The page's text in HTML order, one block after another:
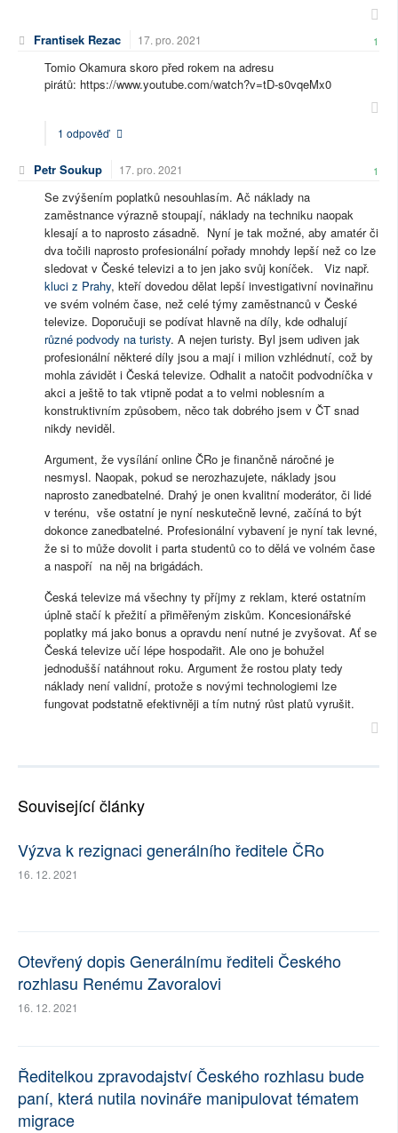
Frantisek Rezac 17. pro. 2021 1
Tomio Okamura skoro před rokem na adresu
pirátů: https://www.youtube.com/watch?v=tD-s0vqeMx0
1 odpověď
Petr Soukup 17. pro. 2021 1
Se zvýšením poplatků nesouhlasím. Ač náklady na
zaměstnance výrazně stoupají, náklady na techniku naopak
klesají a to naprosto zásadně. Nyní je tak možné, aby amatér či
dva točili naprosto profesionální pořady mnohdy lepší než co lze
sledovat v České televizi a to jen jako svůj koníček. Viz např.
kluci z Prahy, kteří dovedou dělat lepší investigativní novinařinu
ve svém volném čase, než celé týmy zaměstnanců v České
televize. Doporučuji se podívat hlavně na díly, kde odhalují
různé podvody na turisty. A nejen turisty. Byl jsem udiven jak
profesionální některé díly jsou a mají i milion vzhlédnutí, což by
mohla závidět i Česká televize. Odhalit a natočit podvodníčka v
akci a ještě to tak vtipně podat a to velmi noblesním a
konstruktivním způsobem, něco tak dobrého jsem v ČT snad
nikdy neviděl.
Argument, že vysílání online ČRo je finančně náročné je
nesmysl. Naopak, pokud se nerozhazujete, náklady jsou
naprosto zanedbatelné. Drahý je onen kvalitní moderátor, či lidé
v terénu, vše ostatní je nyní neskutečně levné, začíná to být
dokonce zanedbatelné. Profesionální vybavení je nyní tak levné,
že si to může dovolit i parta studentů co to dělá ve volném čase
a naspoří na něj na brigádách.
Česká televize má všechny ty příjmy z reklam, které ostatním
úplně stačí k přežití a přiměřeným ziskům. Koncesionářské
poplatky má jako bonus a opravdu není nutné je zvyšovat. Ať se
Česká televize učí lépe hospodařit. Ale ono je bohužel
jednodušší natáhnout roku. Argument že rostou platy tedy
náklady není validní, protože s novými technologiemi lze
fungovat podstatně efektivněji a tím nutný růst platů vyrušit.
Související články
Výzva k rezignaci generálního ředitele ČRo
16. 12. 2021
Otevřený dopis Generálnímu řediteli Českého
rozhlasu Renému Zavoralovi
16. 12. 2021
Ředitelkou zpravodajství Českého rozhlasu bude
paní, která nutila novináře manipulovat tématem
migrace